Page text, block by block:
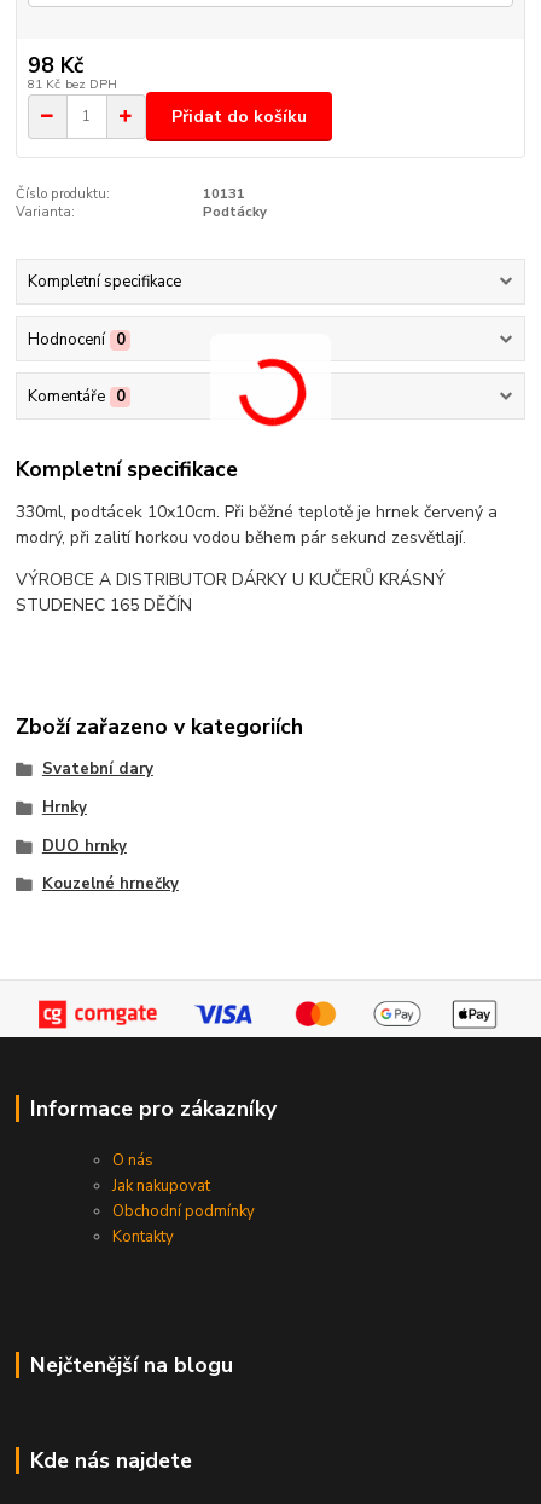
98 Kč
81 Kč bez DPH
Přidat do košíku
Číslo produktu:
10131
Varianta:
Podtácky
Kompletní specifikace
Hodnocení 0
Komentáře 0
Kompletní specifikace
330ml, podtácek 10x10cm. Při běžné teplotě je hrnek červený a
modrý, při zalití horkou vodou během pár sekund zesvětlají.
VÝROBCE A DISTRIBUTOR DÁRKY U KUČERŮ KRÁSNÝ
STUDENEC 165 DĚČÍN
Zboží zařazeno v kategoriích
Svatební dary
Hrnky
DUO hrnky
Kouzelné hrnečky
Informace pro zákazníky
O nás
Jak nakupovat
Obchodní podmínky
Kontakty
Nejčtenější na blogu
Kde nás najdete